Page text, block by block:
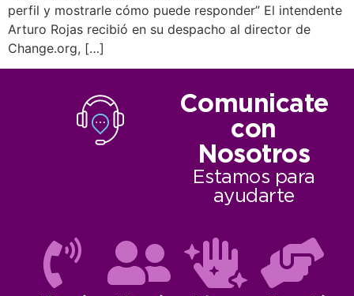
perfil y mostrarle cómo puede responder” El intendente
Arturo Rojas recibió en su despacho al director de
Change.org, […]
Comunicate
con
Nosotros
Estamos para
ayudarte